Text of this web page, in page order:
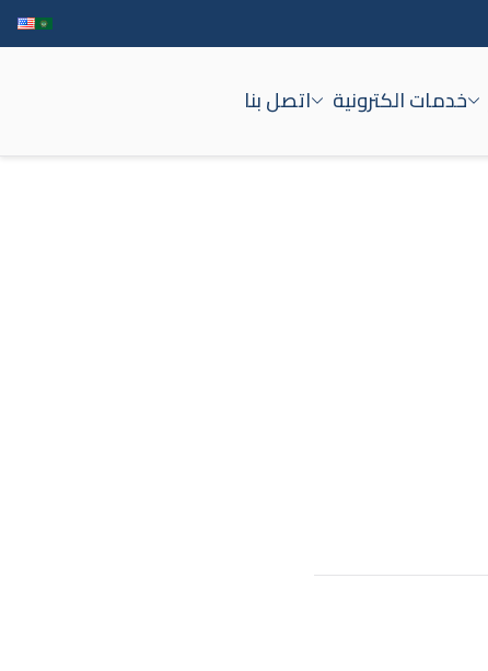
خدمات الكترونية اتصل بنا